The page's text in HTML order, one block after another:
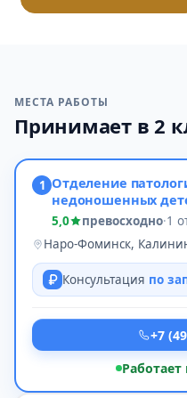
МЕСТА РАБОТЫ
Принимает в 2
1 Отделение
недоношенных
5,0 превосходно·1
Наро-Фоминск,
Консультация по
+7
Работает